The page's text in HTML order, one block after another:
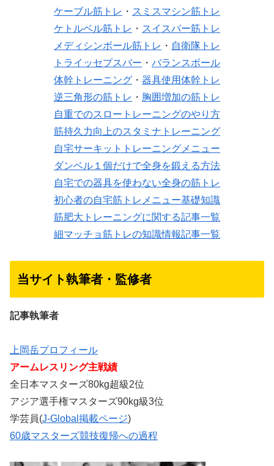
ケーブル筋トレ ・ スミスマシン筋トレ
ケトルベル筋トレ ・ スイスバー筋トレ
メディシンボール筋トレ ・ 自衛隊トレ
トライッセプスバー ・ バランスボール
体幹トレーニング ・ 器具使用体幹トレ
逆三角形の筋トレ ・ 胸囲増加の筋トレ
自重でのスロートレーニングのやり方
筋持久力向上のスタミナトレーニング
自宅サーキットトレーニングメニュー
ダンベル１個だけで全身を鍛える方法
自宅での器具を使わない全身の筋トレ
初心者の自宅筋トレメニュー基礎知識
筋肥大トレーニングに関する記事一覧
細マッチョ筋トレの知識情報記事一覧
当サイト執筆者・監修者
記事執筆者
上岡岳プロフィール
アームレスリング主戦績
全日本マスターズ80kg超級2位
アジア選手権マスターズ90kg級3位
学芸員(J-Global掲載ページ)
60歳マスターズ競技復帰への過程